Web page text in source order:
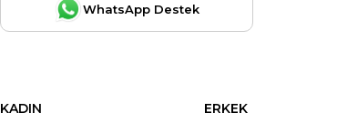
WhatsApp Destek
KADIN
ERKEK